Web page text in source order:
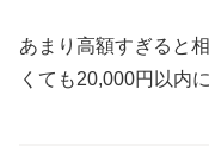
あまり高額すぎると
くても20,000円以内